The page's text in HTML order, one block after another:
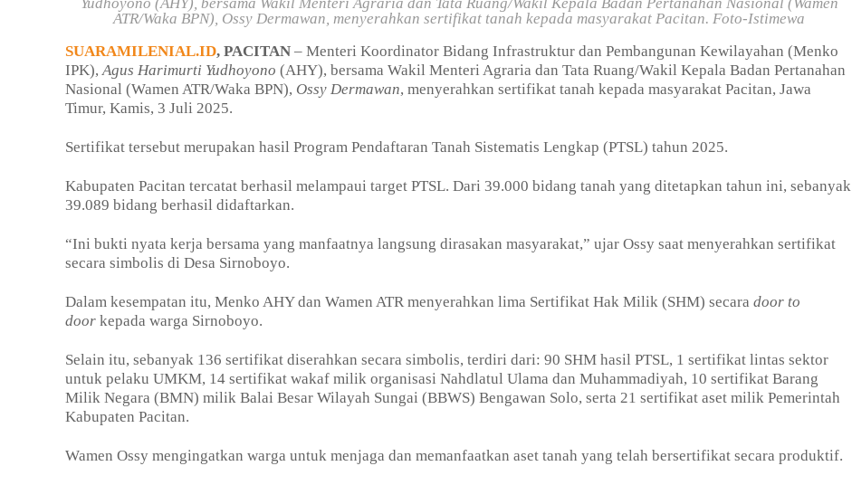
ATR/Waka BPN), Ossy Dermawan, menyerahkan sertifikat tanah kepada masyarakat Pacitan. Foto-Istimewa
SUARAMILENIAL.ID, PACITAN – Menteri Koordinator Bidang Infrastruktur dan Pembangunan Kewilayahan (Menko
IPK),Agus Harimurti Yudhoyono (AHY), bersama Wakil Menteri Agraria dan Tata Ruang/Wakil Kepala Badan Pertanahan
Nasional (Wamen ATR/Waka BPN), Ossy Dermawan, menyerahkan sertifikat tanah kepada masyarakat Pacitan, Jawa
Timur, Kamis, 3 Juli 2025.
Sertifikat tersebut merupakan hasil Program Pendaftaran Tanah Sistematis Lengkap (PTSL) tahun 2025.
Kabupaten Pacitan tercatat berhasil melampaui target PTSL. Dari 39.000 bidang tanah yang ditetapkan tahun ini, sebanyak
39.089 bidang berhasil didaftarkan.
“Ini bukti nyata kerja bersama yang manfaatnya langsung dirasakan masyarakat,” ujar Ossy saat menyerahkan sertifikat
secara simbolis di Desa Sirnoboyo.
Dalam kesempatan itu, Menko AHY dan Wamen ATR menyerahkan lima Sertifikat Hak Milik (SHM) secara door to
door kepada warga Sirnoboyo.
Selain itu, sebanyak 136 sertifikat diserahkan secara simbolis, terdiri dari: 90 SHM hasil PTSL, 1 sertifikat lintas sektor
untuk pelaku UMKM, 14 sertifikat wakaf milik organisasi Nahdlatul Ulama dan Muhammadiyah, 10 sertifikat Barang
Milik Negara (BMN) milik Balai Besar Wilayah Sungai (BBWS) Bengawan Solo, serta 21 sertifikat aset milik Pemerintah
Kabupaten Pacitan.
Wamen Ossy mengingatkan warga untuk menjaga dan memanfaatkan aset tanah yang telah bersertifikat secara produktif.